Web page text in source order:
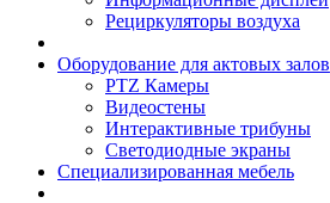
Рециркуляторы воздуха
Оборудование для актовых залов
PTZ Камеры
Видеостены
Интерактивные трибуны
Светодиодные экраны
Специализированная мебель